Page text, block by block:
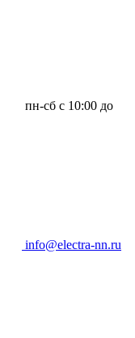
пн-сб с 10:00 до
info@electra-nn.ru